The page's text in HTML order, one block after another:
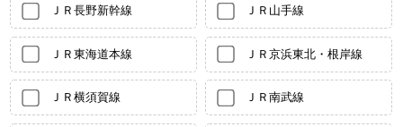
ＪＲ長野新幹線 ＪＲ山手線
ＪＲ東海道本線 ＪＲ京浜東北・根岸線
ＪＲ横須賀線 ＪＲ南武線